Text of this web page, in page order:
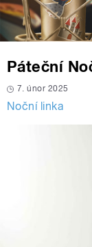
Páteční
7. únor 2025
Noční linka